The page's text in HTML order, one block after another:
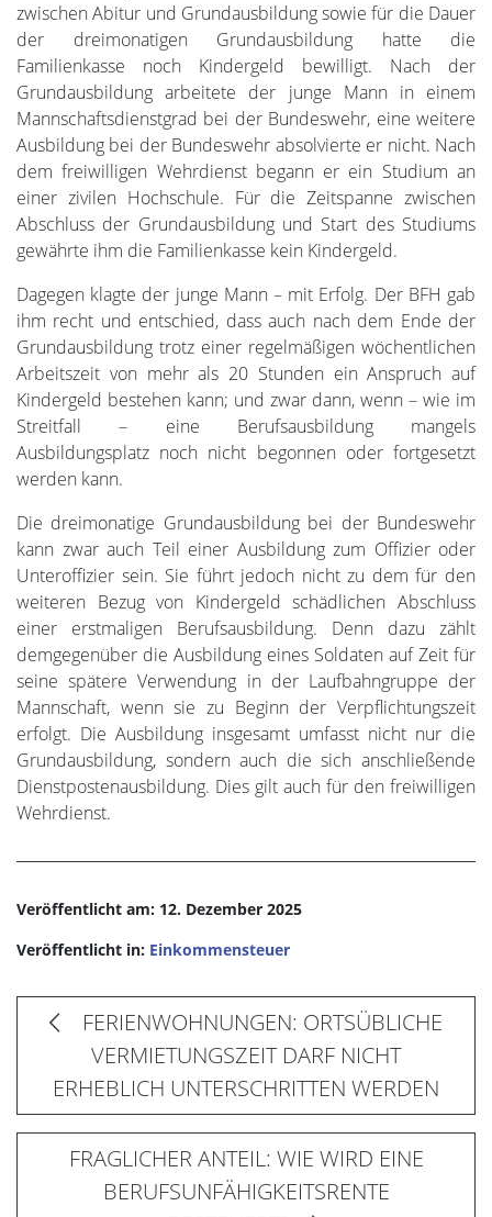
zwischen Abitur und Grundausbildung sowie für die Dauer
der dreimonatigen Grundausbildung hatte die
Familienkasse noch Kindergeld bewilligt. Nach der
Grundausbildung arbeitete der junge Mann in einem
Mannschaftsdienstgrad bei der Bundeswehr, eine weitere
Ausbildung bei der Bundeswehr absolvierte er nicht. Nach
dem freiwilligen Wehrdienst begann er ein Studium an
einer zivilen Hochschule. Für die Zeitspanne zwischen
Abschluss der Grundausbildung und Start des Studiums
gewährte ihm die Familienkasse kein Kindergeld.
Dagegen klagte der junge Mann – mit Erfolg. Der BFH gab
ihm recht und entschied, dass auch nach dem Ende der
Grundausbildung trotz einer regelmäßigen wöchentlichen
Arbeitszeit von mehr als 20 Stunden ein Anspruch auf
Kindergeld bestehen kann; und zwar dann, wenn – wie im
Streitfall – eine Berufsausbildung mangels
Ausbildungsplatz noch nicht begonnen oder fortgesetzt
werden kann.
Die dreimonatige Grundausbildung bei der Bundeswehr
kann zwar auch Teil einer Ausbildung zum Offizier oder
Unteroffizier sein. Sie führt jedoch nicht zu dem für den
weiteren Bezug von Kindergeld schädlichen Abschluss
einer erstmaligen Berufsausbildung. Denn dazu zählt
demgegenüber die Ausbildung eines Soldaten auf Zeit für
seine spätere Verwendung in der Laufbahngruppe der
Mannschaft, wenn sie zu Beginn der Verpflichtungszeit
erfolgt. Die Ausbildung insgesamt umfasst nicht nur die
Grundausbildung, sondern auch die sich anschließende
Dienstpostenausbildung. Dies gilt auch für den freiwilligen
Wehrdienst.
Veröffentlicht am: 12. Dezember 2025
Veröffentlicht in: Einkommensteuer
FERIENWOHNUNGEN: ORTSÜBLICHE
VERMIETUNGSZEIT DARF NICHT
ERHEBLICH UNTERSCHRITTEN WERDEN
FRAGLICHER ANTEIL: WIE WIRD EINE
BERUFSUNFÄHIGKEITSRENTE